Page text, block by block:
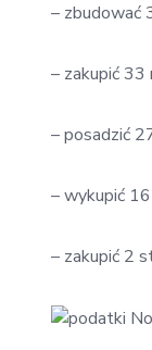
– zbudować
– zakupić 33
– posadzić
– wykupić
– zakupić 2